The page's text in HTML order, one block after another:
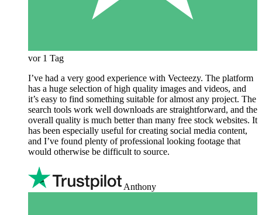
vor 1 Tag
I’ve had a very good experience with Vecteezy. The platform
has a huge selection of high quality images and videos, and
it’s easy to find something suitable for almost any project. The
search tools work well downloads are straightforward, and the
overall quality is much better than many free stock websites. It
has been especially useful for creating social media content,
and I’ve found plenty of professional looking footage that
would otherwise be difficult to source.
Anthony